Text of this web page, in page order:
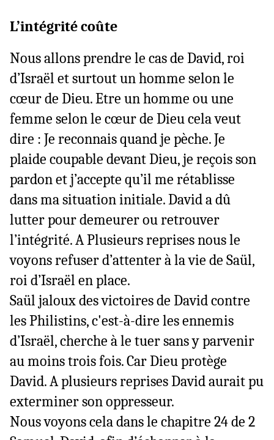
L’intégrité coûte
Nous allons prendre le cas de David, roi
d’Israël et surtout un homme selon le
cœur de Dieu. Etre un homme ou une
femme selon le cœur de Dieu cela veut
dire : Je reconnais quand je pèche. Je
plaide coupable devant Dieu, je reçois son
pardon et j’accepte qu’il me rétablisse
dans ma situation initiale. David a dû
lutter pour demeurer ou retrouver
l’intégrité. A Plusieurs reprises nous le
voyons refuser d’attenter à la vie de Saül,
roi d’Israël en place.
Saül jaloux des victoires de David contre
les Philistins, c'est-à-dire les ennemis
d’Israël, cherche à le tuer sans y parvenir
au moins trois fois. Car Dieu protège
David. A plusieurs reprises David aurait pu
exterminer son oppresseur.
Nous voyons cela dans le chapitre 24 de 2